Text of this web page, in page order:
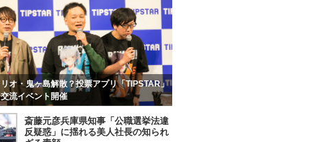
オ・鬼ヶ島解散？投票アプリ「TIPSTAR」
流イベント開催
斎藤元彦兵庫県知事「公職選挙法違
反疑惑」に揺れる美人社長の知られ